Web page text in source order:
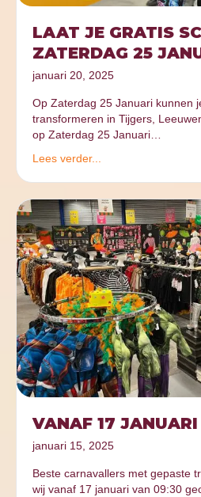
LAAT JE GRATIS
ZATERDAG 25
januari 20, 2025
Op Zaterdag 25 Januari kunnen
transformeren in Tijgers,
op Zaterdag 25 Januari…
Lees verder...
VANAF 17 JANUARI
januari 15, 2025
Beste carnavallers met gepaste
wij vanaf 17 januari van 09:30